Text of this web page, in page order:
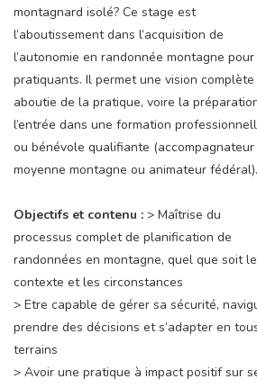
montagnard isolé? Ce stage est
l’aboutissement dans l’acquisition de
l’autonomie en randonnée montagne
pratiquants. Il permet une vision
aboutie de la pratique, voire la
l’entrée dans une formation
ou bénévole qualifiante (accompagnateur
moyenne montagne ou animateur fédéral).
Objectifs et contenu : > Maîtrise du
processus complet de planification de
randonnées en montagne, quel que soit le
contexte et les circonstances
> Etre capable de gérer sa sécurité,
prendre des décisions et s’adapter en
terrains
> Avoir une pratique à impact positif sur